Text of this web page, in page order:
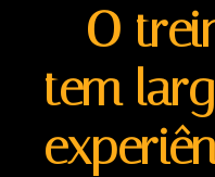
O
tem